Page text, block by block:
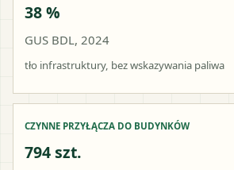
38 %
GUS BDL, 2024
tło infrastruktury, bez wskazywania paliwa
CZYNNE PRZYŁĄCZA DO BUDYNKÓW
794 szt.